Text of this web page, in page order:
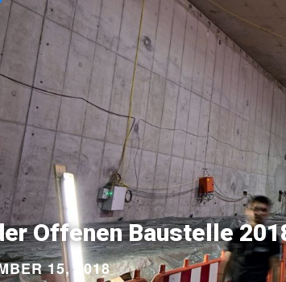
Offenen Baustelle
15, 2018